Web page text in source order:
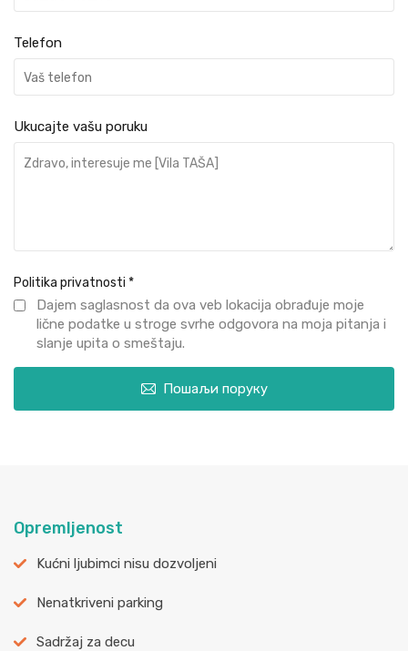
Telefon
Ukucajte vašu poruku
Politika privatnosti *
Dajem saglasnost da ova veb lokacija obrađuje moje
lične podatke u stroge svrhe odgovora na moja pitanja i
slanje upita o smeštaju.
Пошаљи поруку
Opremljenost
Kućni ljubimci nisu dozvoljeni
Nenatkriveni parking
Sadržaj za decu